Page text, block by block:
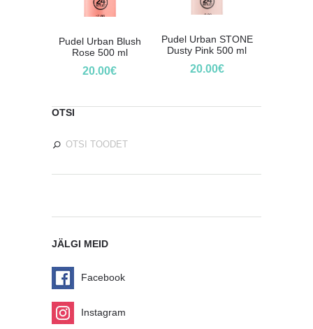
Pudel Urban Blush
Rose 500 ml
20.00€
Pudel Urban STONE
Dusty Pink 500 ml
20.00€
OTSI
JÄLGI MEID
Facebook
Instagram